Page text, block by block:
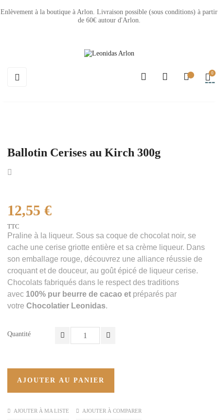
Enlèvement à la boutique à Arlon. Livraison possible (sous conditions) à partir
de 60€ autour d'Arlon.
Basculer
☰ 0
Ballotin Cerises au Kirch 300g
12,55 €
TTC
Praline à la liqueur. Sous sa coque de chocolat noir, se
cache une cerise griotte entière et sa crème liqueur. Dans
son emballage rouge, découvrez une alliance réussie de
croquant et de douceur, au goût épicé de liqueur cerise.
Chocolats fabriqués dans le respect des traditions
avec 100% pur beurre de cacao et préparés par
votre Chocolatier Leonidas.
Quantité
AJOUTER AU PANIER
AJOUTER À MA LISTE AJOUTER À COMPARER